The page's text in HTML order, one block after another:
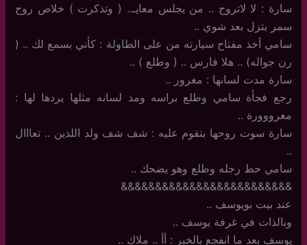
سارة : لا لاتروح .. من يجلس معايـ.. ( وتذكرت ) خلاص روح
سمر بتزل بعد شوي ..
سامي أخذ مفتاح سيارته من على الطاولة : كأني بسمع لك .. (
رن جواله) .. هلا فارس .. ( وطلع ) ..
سارة مدت لسانها : مغرور ..
رجع فجأة سامي وطلع براسه ومد لسانه مثلها يردها لها :
مغرووورة ..
سارة سوت روحها بتقوم عليه : شف شف ولد اللذين .. تعااال
..
سامي حط رجله وطلع وهو يضحك ..
&&&&&&&&&&&&&&&&&&&&&&&&&
عند بيت بويوسف ..
وبالذات في غرفة يوسف ..
يوسف بعد ما انفجع بالخبر : أأ .. ملاك ..